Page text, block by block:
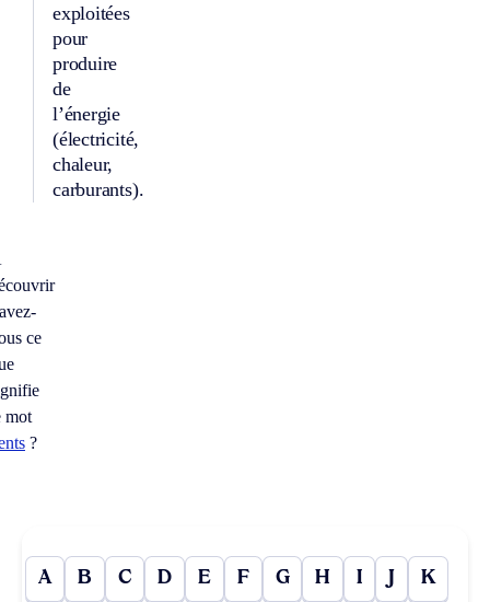
exploitées
pour
produire
de
l’énergie
(électricité,
chaleur,
carburants).
ce
mot
?
A B C D E F G H I J K